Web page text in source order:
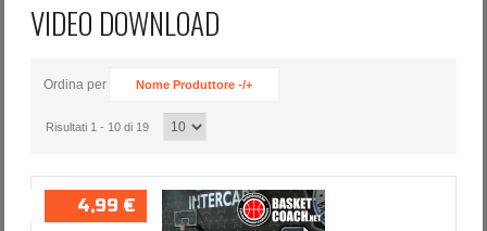
VIDEO DOWNLOAD
Ordina per Nome Produttore -/+
Risultati 1 - 10 di 19
4,99 €
Nome utente
Password